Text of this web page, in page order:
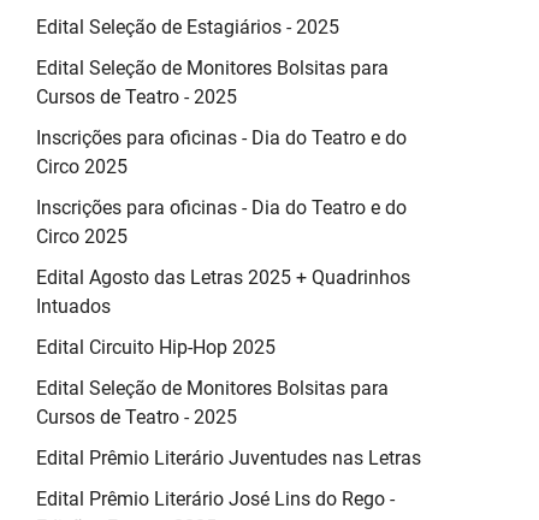
Edital Seleção de Estagiários - 2025
Edital Seleção de Monitores Bolsitas para
Cursos de Teatro - 2025
Inscrições para oficinas - Dia do Teatro e do
Circo 2025
Inscrições para oficinas - Dia do Teatro e do
Circo 2025
Edital Agosto das Letras 2025 + Quadrinhos
Intuados
Edital Circuito Hip-Hop 2025
Edital Seleção de Monitores Bolsitas para
Cursos de Teatro - 2025
Edital Prêmio Literário Juventudes nas Letras
Edital Prêmio Literário José Lins do Rego -